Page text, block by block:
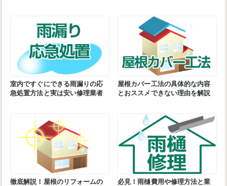
室内ですぐにできる雨漏りの応
急処置方法と実は安い修理業者
屋根カバー工法の具体的な内容
とおススメできない理由を解説
徹底解説！屋根のリフォームの
必見！雨樋費用や修理方法と業